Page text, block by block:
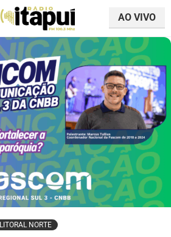
AO VIVO
LITORAL NORTE